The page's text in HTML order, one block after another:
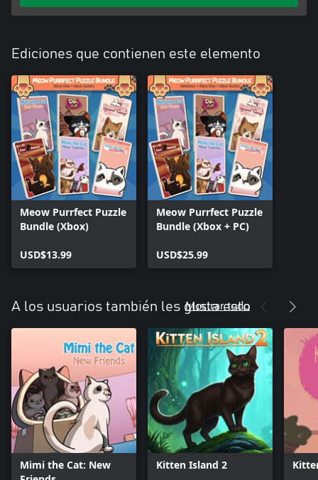
Ediciones que contienen este elemento
Meow Purrfect Puzzle
Bundle (Xbox)
USD$13.99
Meow Purrfect Puzzle
Bundle (Xbox + PC)
USD$25.99
A los usuarios también les gusta esto
Mostrar todo
Mimi the Cat: New
Kitten Island 2